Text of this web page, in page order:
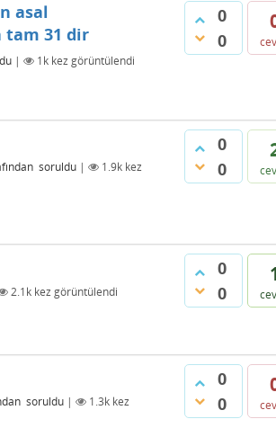
0
0
asal
tam 31 dir
| 1k kez görüntülendi
0
0
soruldu | 1.9k kez
0
0
2.1k kez görüntülendi
0
0
soruldu | 1.3k kez